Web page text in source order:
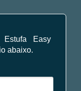
Easy
abaixo.